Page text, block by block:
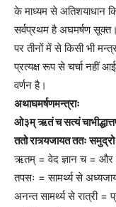
के माध्यम से अतिशयाधान
सर्वप्रथम है अघमर्षण
पर तीनों में से किसी भी
प्रत्यक्ष रूप से चर्चा नहीं
वर्णन है।
अथाघमर्षणमन्त्राः
ओ३म् ऋतं च सत्यं
ततो रात्र्यजायत ततः
ऋतम् = वेद ज्ञान च = और
तपसः = सामर्थ्य से
अनन्त सामर्थ्य से रात्री